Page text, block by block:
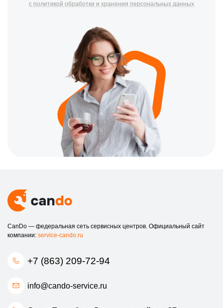
с политикой обработки и хранения персональных данных
CanDo — федеральная сеть сервисных центров. Официальный сайт
компании: service-cando.ru
+7 (863) 209-72-94
info@cando-service.ru